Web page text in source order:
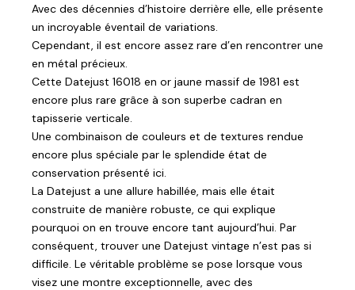
Avec des décennies d’histoire derrière elle, elle présente
un incroyable éventail de variations.
Cependant, il est encore assez rare d’en rencontrer une
en métal précieux.
Cette Datejust 16018 en or jaune massif de 1981 est
encore plus rare grâce à son superbe cadran en
tapisserie verticale.
Une combinaison de couleurs et de textures rendue
encore plus spéciale par le splendide état de
conservation présenté ici.
La Datejust a une allure habillée, mais elle était
construite de manière robuste, ce qui explique
pourquoi on en trouve encore tant aujourd’hui. Par
conséquent, trouver une Datejust vintage n’est pas si
difficile. Le véritable problème se pose lorsque vous
visez une montre exceptionnelle, avec des